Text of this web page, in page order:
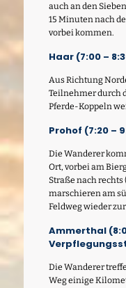
auch an den
15 Minuten nach
vorbei kommen.
Haar (7:00 –
Aus Richtung
Teilnehmer durch
Pferde-Koppeln
Prohof (7:20 –
Die Wanderer
Ort, vorbei am
Straße nach rechts
marschieren am
Feldweg wieder
Ammerthal
Die Wanderer
Weg einige